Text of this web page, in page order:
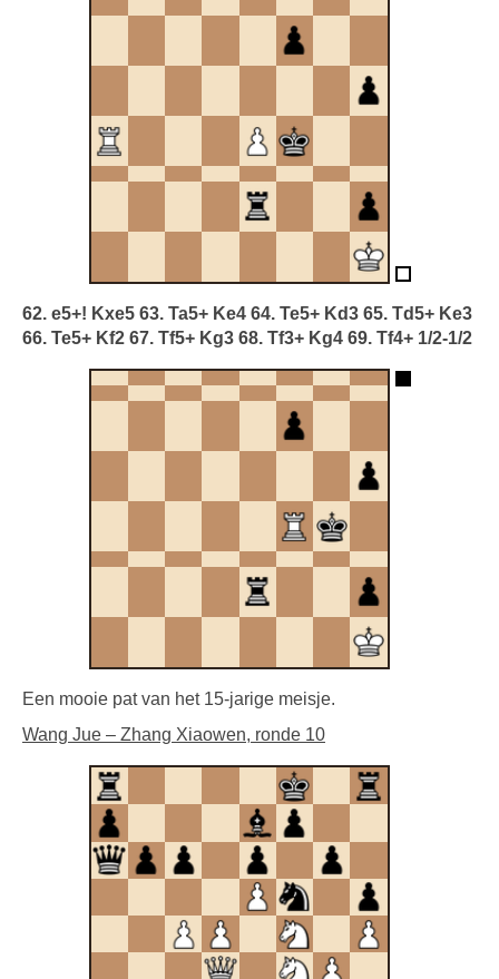
62. e5+! Kxe5 63. Ta5+ Ke4 64. Te5+ Kd3 65. Td5+ Ke3
66. Te5+ Kf2 67. Tf5+ Kg3 68. Tf3+ Kg4 69. Tf4+ 1/2-1/2
Een mooie pat van het 15-jarige meisje.
Wang Jue – Zhang Xiaowen, ronde 10